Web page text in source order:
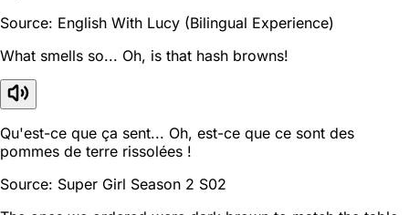
Source: English With Lucy (Bilingual Experience)
What smells so... Oh, is that hash browns!
Qu'est-ce que ça sent... Oh, est-ce que ce sont des
pommes de terre rissolées !
Source: Super Girl Season 2 S02